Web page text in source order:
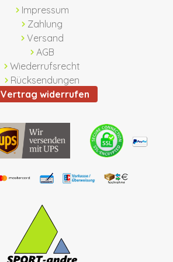
Impressum
Zahlung
Versand
AGB
Wiederrufsrecht
Rücksendungen
Vertrag widerrufen